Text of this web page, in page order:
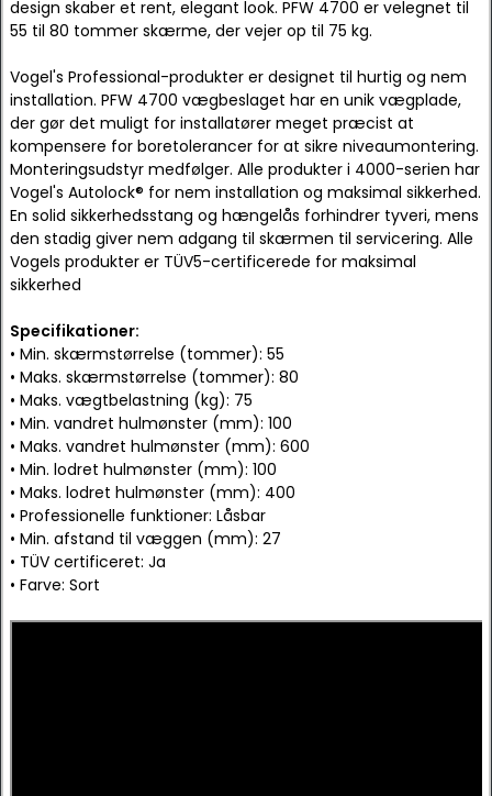
design skaber et rent, elegant look. PFW 4700 er velegnet til
55 til 80 tommer skærme, der vejer op til 75 kg.
Vogel's Professional-produkter er designet til hurtig og nem
installation. PFW 4700 vægbeslaget har en unik vægplade,
der gør det muligt for installatører meget præcist at
kompensere for boretolerancer for at sikre niveaumontering.
Monteringsudstyr medfølger. Alle produkter i 4000-serien har
Vogel's Autolock® for nem installation og maksimal sikkerhed.
En solid sikkerhedsstang og hængelås forhindrer tyveri, mens
den stadig giver nem adgang til skærmen til servicering. Alle
Vogels produkter er TÜV5-certificerede for maksimal
sikkerhed
Specifikationer:
• Min. skærmstørrelse (tommer): 55
• Maks. skærmstørrelse (tommer): 80
• Maks. vægtbelastning (kg): 75
• Min. vandret hulmønster (mm): 100
• Maks. vandret hulmønster (mm): 600
• Min. lodret hulmønster (mm): 100
• Maks. lodret hulmønster (mm): 400
• Professionelle funktioner: Låsbar
• Min. afstand til væggen (mm): 27
• TÜV certificeret: Ja
• Farve: Sort